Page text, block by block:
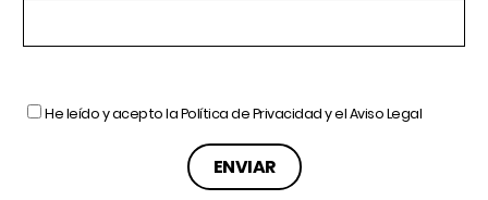
He leído y acepto laPolítica de Privacidady elAviso Legal